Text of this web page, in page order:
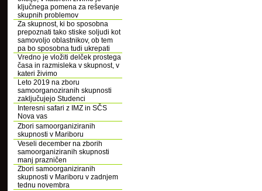
ključnega pomena za reševanje
skupnih problemov
Za skupnost, ki bo sposobna
prepoznati tako stiske soljudi kot
samovoljo oblastnikov, ob tem
pa bo sposobna tudi ukrepati
Vredno je vložiti delček prostega
časa in razmisleka v skupnost, v
kateri živimo
Leto 2019 na zboru
samoorganoziranih skupnosti
zaključujejo Studenci
Interesni safari z IMZ in SČS
Nova vas
Zbori samoorganiziranih
skupnosti v Mariboru
Veseli december na zborih
samoorganiziranih skupnosti
manj prazničen
Zbori samoorganiziranih
skupnosti v Mariboru v zadnjem
tednu novembra